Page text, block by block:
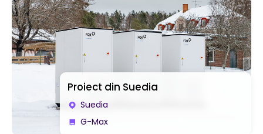
Proiect din Suedia
Suedia
G-Max